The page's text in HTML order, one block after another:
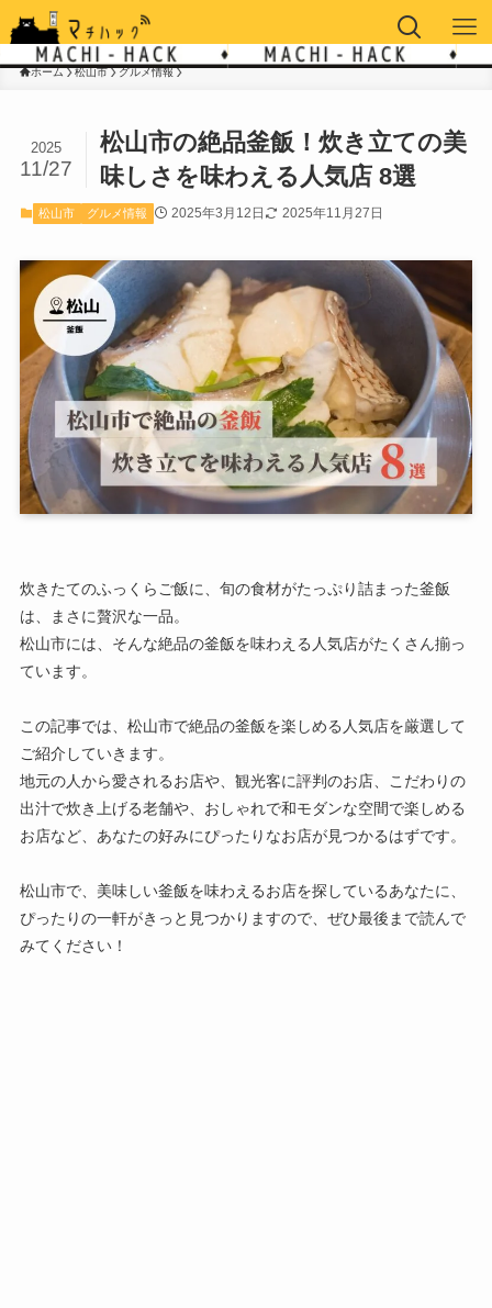
ホーム 松山市 グルメ情報
松山市の絶品釜飯！炊き立ての美
味しさを味わえる人気店 8選
2025
11/27
松山市 グルメ情報 2025年3月12日 2025年11月27日
炊きたてのふっくらご飯に、旬の食材がたっぷり詰まった釜飯
は、まさに贅沢な一品。
松山市には、そんな絶品の釜飯を味わえる人気店がたくさん揃っ
ています。
この記事では、松山市で絶品の釜飯を楽しめる人気店を厳選して
ご紹介していきます。
地元の人から愛されるお店や、観光客に評判のお店、こだわりの
出汁で炊き上げる老舗や、おしゃれで和モダンな空間で楽しめる
お店など、あなたの好みにぴったりなお店が見つかるはずです。
松山市で、美味しい釜飯を味わえるお店を探しているあなたに、
ぴったりの一軒がきっと見つかりますので、ぜひ最後まで読んで
みてください！